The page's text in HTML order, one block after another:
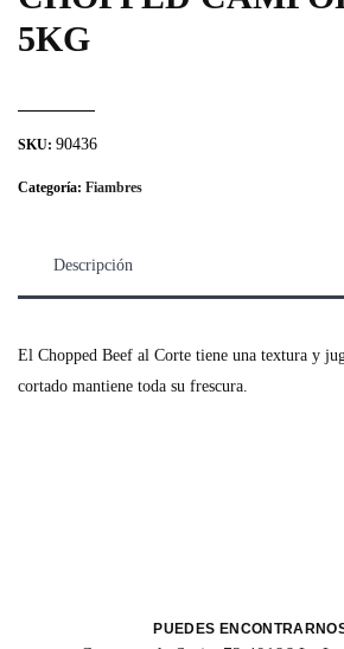
5KG
SKU: 90436
Categoría: Fiambres
Descripción
El Chopped Beef al Corte tiene una textura y
cortado mantiene toda su frescura.
PUEDES